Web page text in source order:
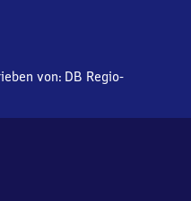
von: DB Regio-